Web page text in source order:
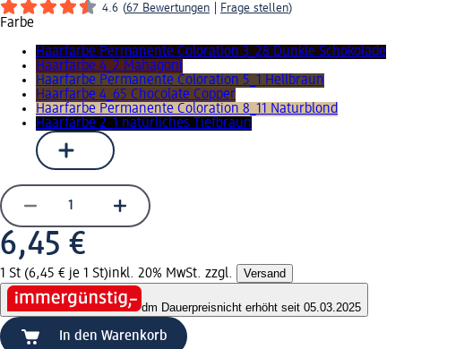
4.6 (67 Bewertungen Frage stellen)
Farbe
Haarfarbe Permanente Coloration 3_28 Dunkle Schokolade
Haarfarbe 4_2 Mahagoni
Haarfarbe Permanente Coloration 5_1 Hellbraun
Haarfarbe 4_65 Chocolate Copper
Haarfarbe Permanente Coloration 8_11 Naturblond
Haarfarbe 2_1 natürliches Tiefbraun
6,45 €
1 St (6,45 € je 1 St)inkl. 20% MwSt. zzgl. Versand
dm Dauerpreisnicht erhöht seit 05.03.2025
In den Warenkorb